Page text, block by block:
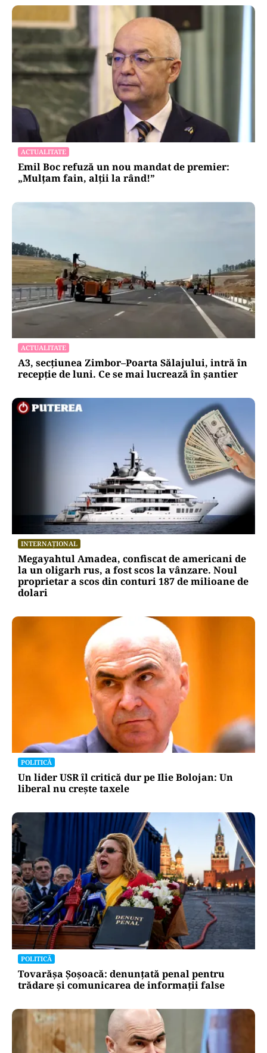
ACTUALITATE
Emil Boc refuză un nou mandat de premier:
„Mulțam fain, alții la rând!”
ACTUALITATE
A3, secțiunea Zimbor–Poarta Sălajului, intră în
recepție de luni. Ce se mai lucrează în șantier
INTERNAȚIONAL
Megayahtul Amadea, confiscat de americani de
la un oligarh rus, a fost scos la vânzare. Noul
proprietar a scos din conturi 187 de milioane de
dolari
POLITICĂ
Un lider USR îl critică dur pe Ilie Bolojan: Un
liberal nu crește taxele
POLITICĂ
Tovarășa Șoșoacă: denunțată penal pentru
trădare și comunicarea de informații false